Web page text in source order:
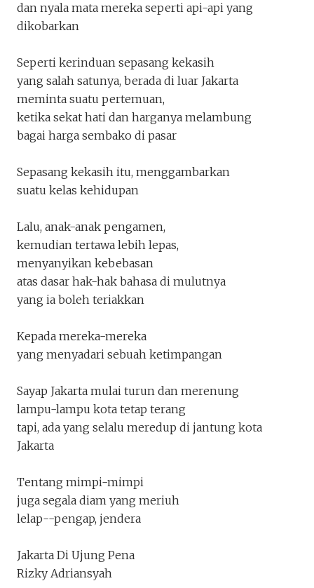
dan nyala mata mereka seperti api-api yang
dikobarkan
Seperti kerinduan sepasang kekasih
yang salah satunya, berada di luar Jakarta
meminta suatu pertemuan,
ketika sekat hati dan harganya melambung
bagai harga sembako di pasar
Sepasang kekasih itu, menggambarkan
suatu kelas kehidupan
Lalu, anak-anak pengamen,
kemudian tertawa lebih lepas,
menyanyikan kebebasan
atas dasar hak-hak bahasa di mulutnya
yang ia boleh teriakkan
Kepada mereka-mereka
yang menyadari sebuah ketimpangan
Sayap Jakarta mulai turun dan merenung
lampu-lampu kota tetap terang
tapi, ada yang selalu meredup di jantung kota
Jakarta
Tentang mimpi-mimpi
juga segala diam yang meriuh
lelap--pengap, jendera
Jakarta Di Ujung Pena
Rizky Adriansyah
Keluar Unduh